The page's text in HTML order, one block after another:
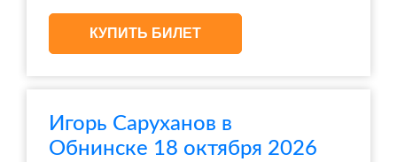
КУПИТЬ БИЛЕТ
Игорь Саруханов в
Обнинске 18 октября 2026